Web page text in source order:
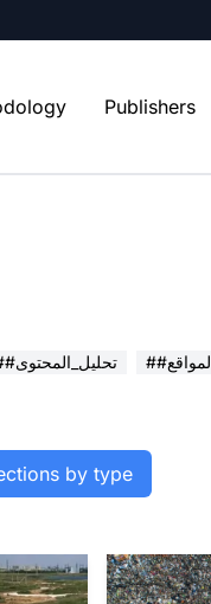
Publishers
##تحليل_المحتوى
by type